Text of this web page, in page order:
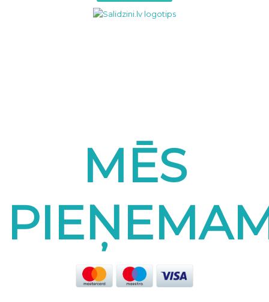
MĒS